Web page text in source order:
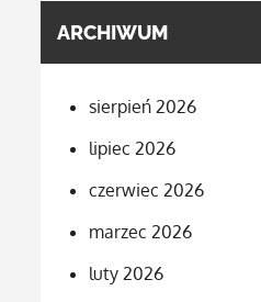
ARCHIWUM
sierpień 2026
lipiec 2026
czerwiec 2026
marzec 2026
luty 2026